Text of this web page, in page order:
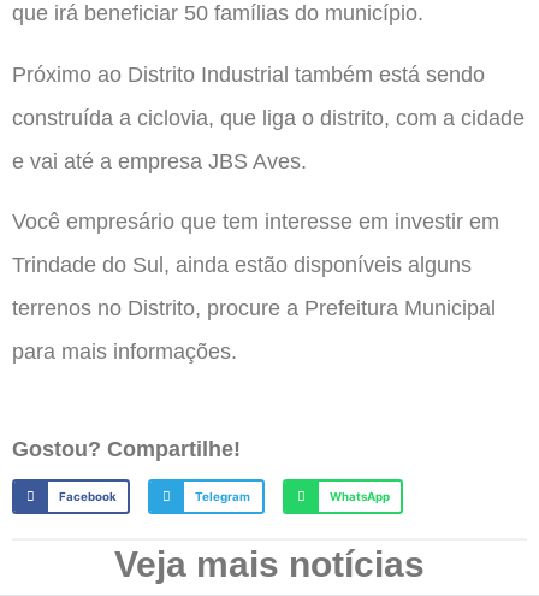
que irá beneficiar 50 famílias do município.
Próximo ao Distrito Industrial também está sendo
construída a ciclovia, que liga o distrito, com a cidade
e vai até a empresa JBS Aves.
Você empresário que tem interesse em investir em
Trindade do Sul, ainda estão disponíveis alguns
terrenos no Distrito, procure a Prefeitura Municipal
para mais informações.
Gostou? Compartilhe!
Facebook Telegram WhatsApp
Veja mais notícias